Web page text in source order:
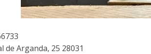
de Arganda, 25 28031